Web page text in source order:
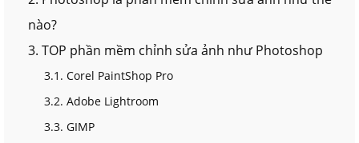
nào?
3. TOP phần mềm chỉnh sửa ảnh như Photoshop
3.1. Corel PaintShop Pro
3.2. Adobe Lightroom
3.3. GIMP